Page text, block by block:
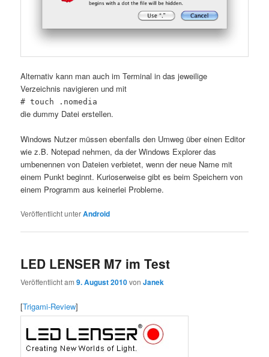
Alternativ kann man auch im Terminal in das jeweilige
Verzeichnis navigieren und mit
# touch .nomedia
die dummy Datei erstellen.
Windows Nutzer müssen ebenfalls den Umweg über einen Editor
wie z.B. Notepad nehmen, da der Windows Explorer das
umbenennen von Dateien verbietet, wenn der neue Name mit
einem Punkt beginnt. Kurioserweise gibt es beim Speichern von
einem Programm aus keinerlei Probleme.
Veröffentlicht unterAndroid
LED LENSER M7 im Test
Veröffentlicht am9. August 2010vonJanek
[Trigami-Review]